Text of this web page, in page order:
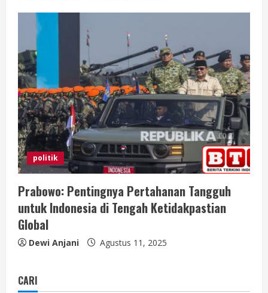
politik
Prabowo: Pentingnya Pertahanan Tangguh
untuk Indonesia di Tengah Ketidakpastian
Global
Dewi Anjani Agustus 11, 2025
CARI